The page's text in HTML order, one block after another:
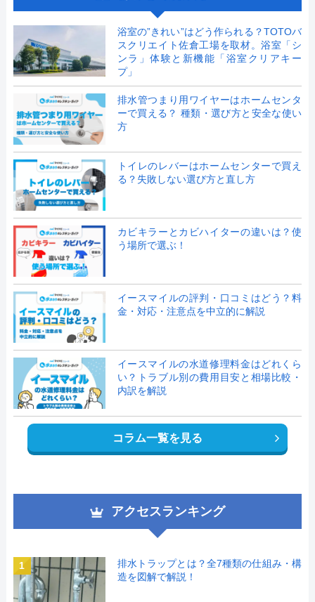
浴室の”きれい”はどう作られる？TOTOバ
スクリエイト佐倉工場を取材。浴室「シ
ンラ」体験と新機能「浴室クリアキー
プ」
排水管つまり用ワイヤーはホームセンタ
ーで買える？ 種類・選び方と安全な使い
方
トイレのレバーはホームセンターで買え
る？失敗しない選び方と直し方
カビキラーとカビハイターの違いは？使
う場所で選ぶ！
イースマイルの評判・口コミはどう？料
金・対応・注意点を中立的に解説
イースマイルの水道修理料金はどれくら
い？トラブル別の費用目安と相場比較・
内訳を解説
コラム一覧を見る
アクセスランキング
1
排水トラップとは？全7種類の仕組み・構
造を図解で解説！